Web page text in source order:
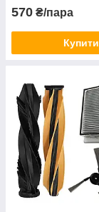
570 ₴/пара
Купити